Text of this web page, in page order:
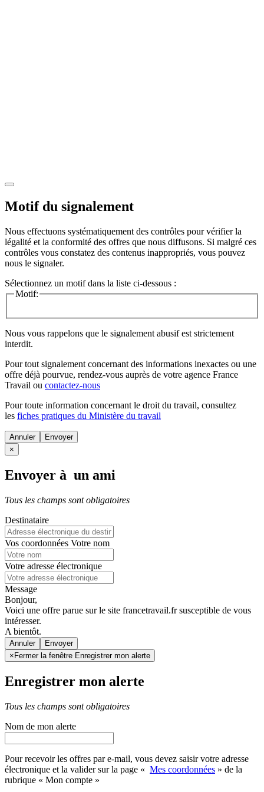
Motif du signalement
Nous effectuons systématiquement des contrôles pour vérifier la
légalité et la conformité des offres que nous diffusons. Si malgré ces
contrôles vous constatez des contenus inappropriés, vous pouvez
nous le signaler.
Sélectionnez un motif dans la liste ci-dessous :
Motif:
Nous vous rappelons que le signalement abusif est strictement
interdit.
Pour tout signalement concernant des informations inexactes ou une
offre déjà pourvue, rendez-vous auprès de votre agence France
Travail ou contactez-nous
Pour toute information concernant le droit du travail, consultez
les fiches pratiques du Ministère du travail
Annuler
×
Envoyer à un ami
Tous les champs sont obligatoires
Destinataire
Vos coordonnées Votre nom
Votre adresse électronique
Message
Bonjour,
Voici une offre parue sur le site francetravail.fr susceptible de vous
intéresser.
A bientôt.
Annuler
× Fermer la fenêtre Enregistrer mon alerte
Enregistrer mon alerte
Tous les champs sont obligatoires
Nom de mon alerte
Pour recevoir les offres par e-mail, vous devez saisir votre adresse
électronique et la valider sur la page « Mes coordonnées » de la
rubrique « Mon compte »